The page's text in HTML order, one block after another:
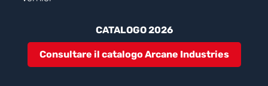
CATALOGO 2026
Consultare il catalogo Arcane Industries